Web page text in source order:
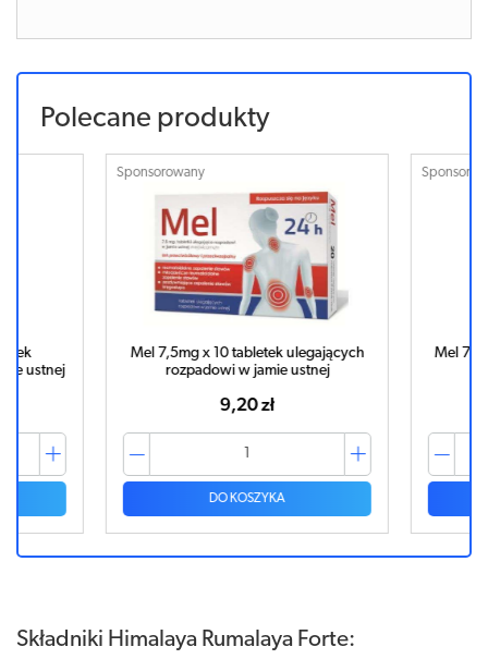
Polecane produkty
ustnej
Sponsorowany
Mel 7,5mg x 10 tabletek ulegających
rozpadowi w jamie ustnej
9,20 zł
DO KOSZYKA
Mel
Składniki Himalaya Rumalaya Forte: